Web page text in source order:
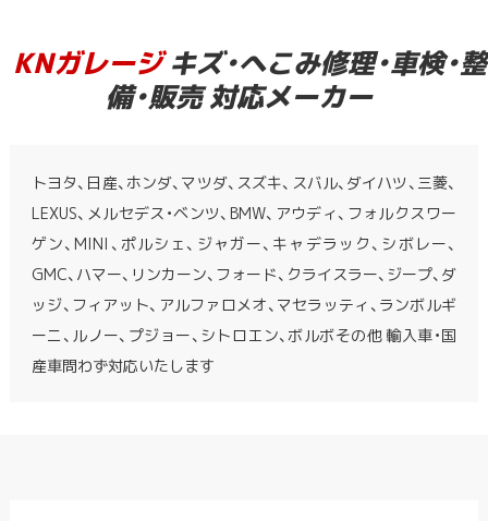
KNガレージキズ・へこみ修理・車検・整
備・販売 対応メーカー
トヨタ、日産、ホンダ、マツダ、スズキ、スバル、ダイハツ、三菱、
LEXUS、メルセデス・ベンツ、BMW、アウディ、フォルクスワー
ゲン、MINI、ポルシェ、ジャガー、キャデラック、シボレー、
GMC、ハマー、リンカーン、フォード、クライスラー、ジープ、ダ
ッジ、フィアット、アルファロメオ、マセラッティ、ランボルギ
ーニ、ルノー、プジョー、シトロエン、ボルボその他 輸入車・国
産車問わず対応いたします